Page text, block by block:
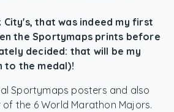
City's, that was indeed my first
the Sportymaps prints before
decided: that will be my
to the medal)!
Sportymaps posters and also
the 6 World Marathon Majors.